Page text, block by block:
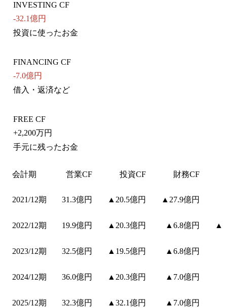
INVESTING CF
-32.1億円
投資に使ったお金
FINANCING CF
-7.0億円
借入・返済など
FREE CF
+2,200万円
手元に残ったお金
会計期 営業CF 投資CF 財務CF
2021/12期 31.3億円 ▲20.5億円 ▲27.9億円
2022/12期 19.9億円 ▲20.3億円 ▲6.8億円
2023/12期 32.5億円 ▲19.5億円 ▲6.8億円
2024/12期 36.0億円 ▲20.3億円 ▲7.0億円
2025/12期 32.3億円 ▲32.1億円 ▲7.0億円